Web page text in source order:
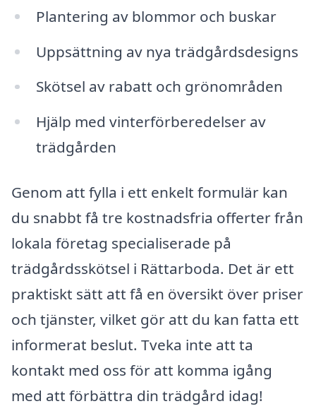
Plantering av blommor och buskar
Uppsättning av nya trädgårdsdesigns
Skötsel av rabatt och grönområden
Hjälp med vinterförberedelser av
trädgården
Genom att fylla i ett enkelt formulär kan
du snabbt få tre kostnadsfria offerter från
lokala företag specialiserade på
trädgårdsskötsel i Rättarboda. Det är ett
praktiskt sätt att få en översikt över priser
och tjänster, vilket gör att du kan fatta ett
informerat beslut. Tveka inte att ta
kontakt med oss för att komma igång
med att förbättra din trädgård idag!